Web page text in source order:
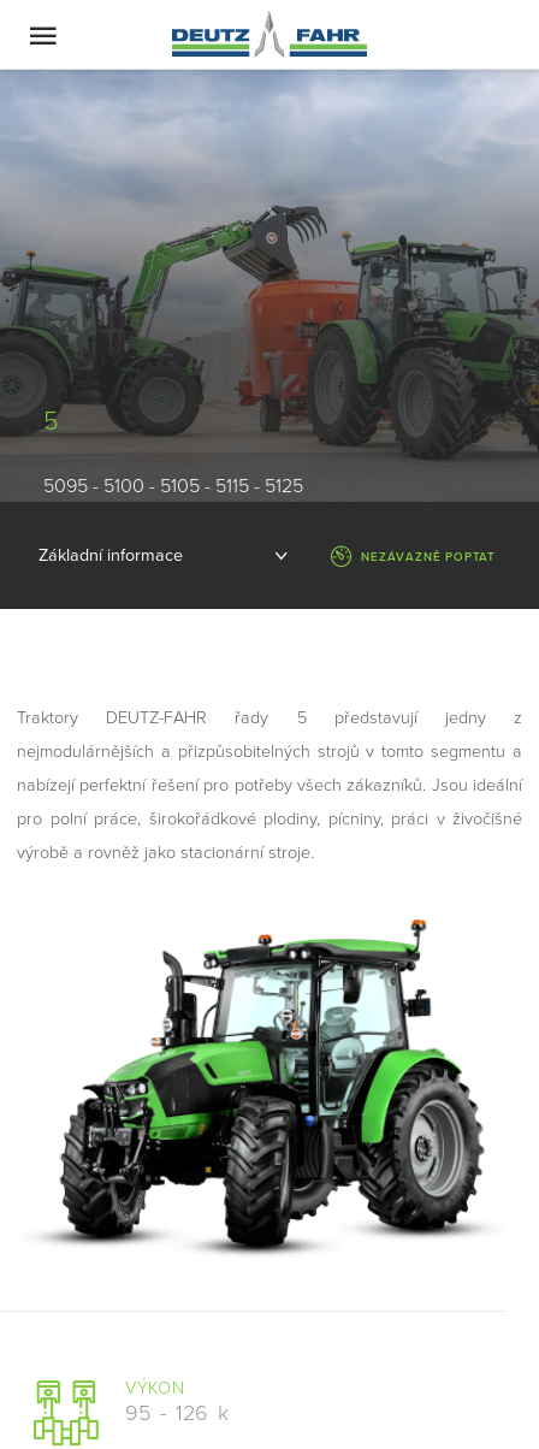
5
5095 - 5100 - 5105 - 5115 - 5125
NEZÁVAZNĚ POPTAT
Traktory DEUTZ-FAHR řady 5 představují jedny z
nejmodulárnějších a přizpůsobitelných strojů v tomto segmentu a
nabízejí perfektní řešení pro potřeby všech zákazníků. Jsou ideální
pro polní práce, širokořádkové plodiny, pícniny, práci v živočišné
výrobě a rovněž jako stacionární stroje.
VÝKON
95 - 126 k